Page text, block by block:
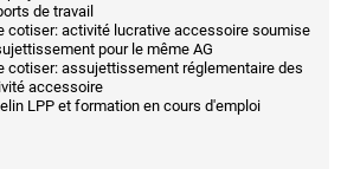
de travail
cotiser: activité lucrative accessoire soumise
pour le même AG
cotiser: assujettissement réglementaire des
accessoire
LPP et formation en cours d'emploi